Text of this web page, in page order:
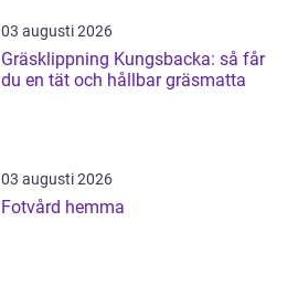
03 augusti 2026
Gräsklippning Kungsbacka: så får
du en tät och hållbar gräsmatta
03 augusti 2026
Fotvård hemma